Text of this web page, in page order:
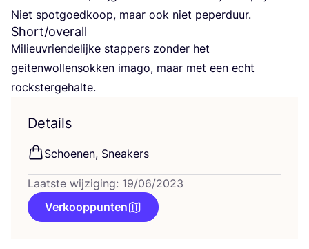
Niet spot­goed­koop, maar ook niet peperduur.
Short/​overall
Mili­eu­vrien­de­lij­ke stap­pers zon­der het
gei­ten­wol­len­sok­ken ima­go, maar met een echt
rockstergehalte.
Details
Schoe­nen, Sneakers
Laatste wijziging: 19/06/2023
Verkooppunten